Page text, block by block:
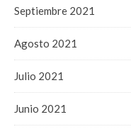
Septiembre 2021
Agosto 2021
Julio 2021
Junio 2021